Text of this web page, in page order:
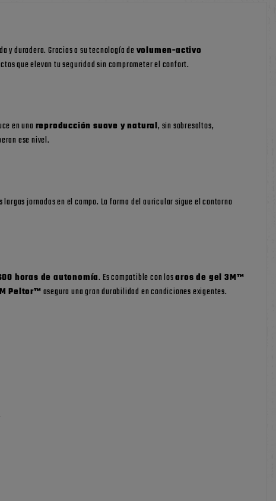
y duradera. Gracias a su tecnología devolumen-activo
que elevan tu seguridad sin comprometer el confort.
en una reproducción suave y natural, sin sobresaltos,
ese nivel.
jornadas en el campo. La forma del auricular sigue el contorno
horas de autonomía. Es compatible con losaros de gel 3M™
Peltor™asegura una gran durabilidad en condiciones exigentes.